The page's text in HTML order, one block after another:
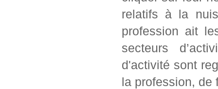
relatifs à la
profession ait
secteurs
d'activité sont
la profession, de